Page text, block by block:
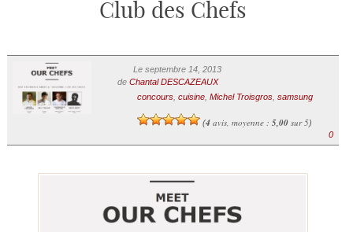
Club des Chefs
Le septembre 14, 2013
de Chantal DESCAZEAUX
concours, cuisine, Michel Troisgros, samsung
(4avis, moyenne : 5,00sur 5)
0